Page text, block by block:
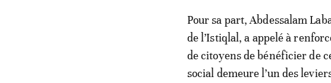
Pour sa part, Abdessalam
de l’Istiqlal, a appelé à
de citoyens de bénéficier de
social demeure l’un des